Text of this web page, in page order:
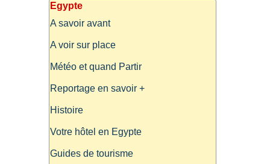
Egypte
A savoir avant
A voir sur place
Météo et quand Partir
Reportage en savoir +
Histoire
Votre hôtel en Egypte
Guides de tourisme